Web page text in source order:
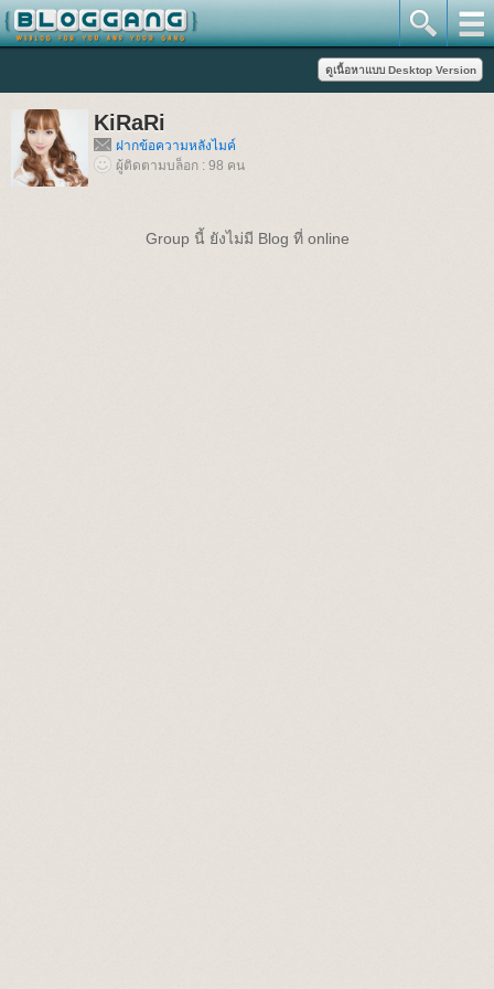
KiRaRi
ฝากข้อความหลังไมค์
ผู้ติดตามบล็อก : 98 คน
Group นี้ ยังไม่มี Blog ที่ online